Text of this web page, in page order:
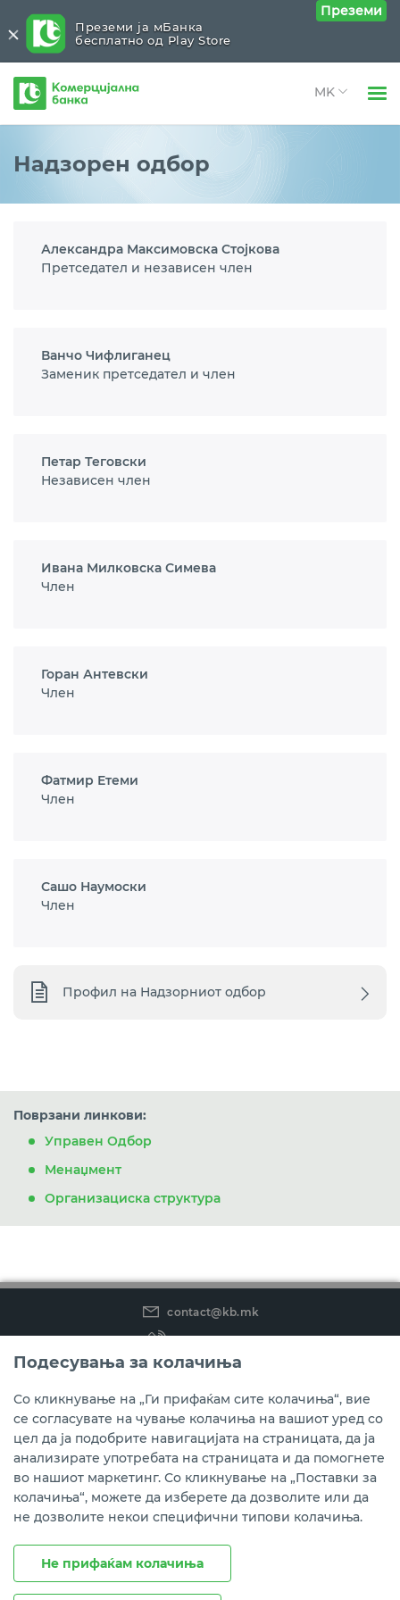
Open
Блог
Close submenu (Организација)
Организација
Менаџмент
Комерцијална
банка
Надзорен одбор
Александра Максимовска Стојкова
Претседател и независен член
Ванчо Чифлиганец
Заменик претседател и член
Петар Теговски
Независен член
Ивана Милковска Симева
Член
Горан Антевски
Член
Фатмир Етеми
Член
Сашо Наумоски
Член
Профил на Надзорниот одбор
Поврзани линкови:
Управен Одбор
Менаџмент
Организациска структура
contact@kb.mk
(02) 3 296 800
Instagram
LinkedIn
Youtube
Преземете ја мобилната апликација мБанка.
Подесувања за колачиња
Со кликнување на „Ги прифаќам сите колачиња“, вие
се согласувате на чување колачиња на вашиот уред со
цел да ја подобрите навигацијата на страницата, да ја
анализирате употребата на страницата и да помогнете
во нашиот маркетинг. Со кликнување на „Поставки за
колачиња“, можете да изберете да дозволите или да
не дозволите некои специфични типови колачиња.
Не прифаќам колачиња
Преземи ја мБанка
бесплатно од Play Store
Преземи